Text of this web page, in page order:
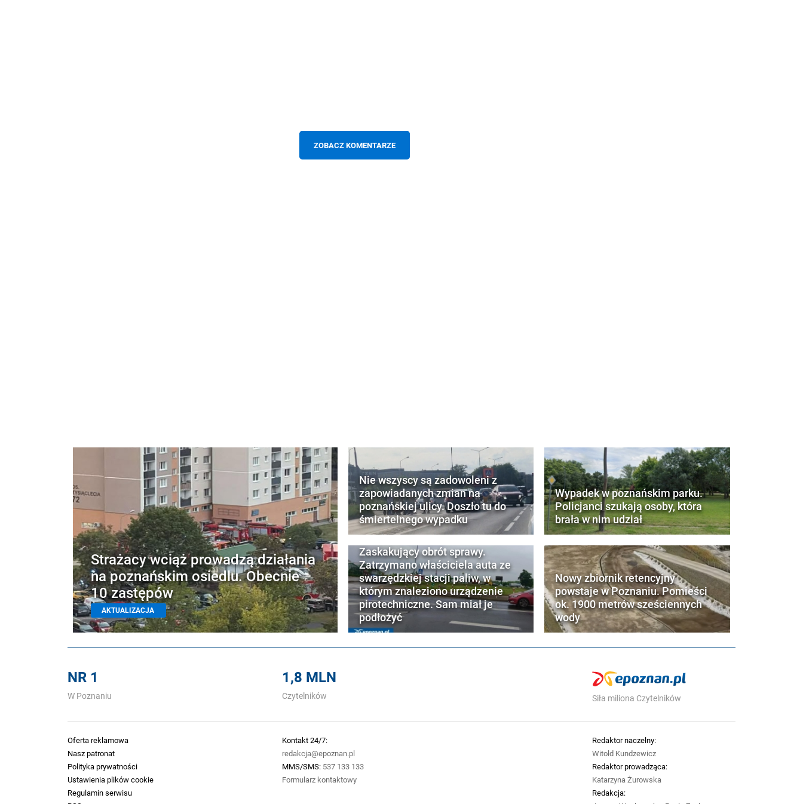
ZOBACZ KOMENTARZE
Strażacy wciąż prowadzą działania
na poznańskim osiedlu. Obecnie
10 zastępów
AKTUALIZACJA
Nie wszyscy są zadowoleni z
zapowiadanych zmian na
poznańskiej ulicy. Doszło tu do
śmiertelnego wypadku
Zaskakujący obrót sprawy.
Zatrzymano właściciela auta ze
swarzędzkiej stacji paliw, w
którym znaleziono urządzenie
pirotechniczne. Sam miał je
podłożyć
Wypadek w poznańskim parku.
Policjanci szukają osoby, która
brała w nim udział
Nowy zbiornik retencyjny
powstaje w Poznaniu. Pomieści
ok. 1900 metrów sześciennych
wody
NR 1
W Poznaniu
1,8 MLN
Czytelników Siła miliona Czytelników
Oferta reklamowa
Nasz patronat
Polityka prywatności
Ustawienia plików cookie
Regulamin serwisu
Kontakt 24/7:
redakcja@epoznan.pl
MMS/SMS: 537 133 133
Formularz kontaktowy
Redaktor naczelny:
Witold Kundzewicz
Redaktor prowadząca:
Katarzyna Żurowska
Redakcja: